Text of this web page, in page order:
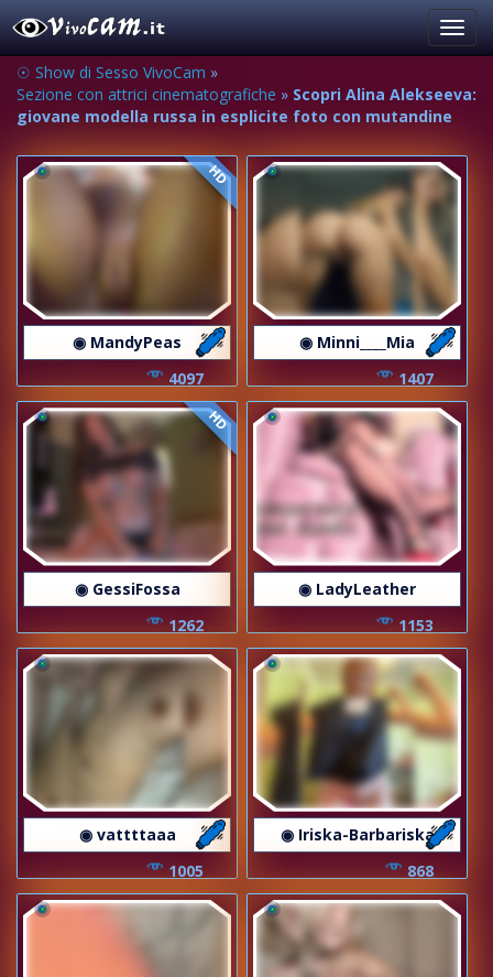
☉ Show di Sesso VivoCam »
Sezione con attrici cinematografiche » Scopri Alina Alekseeva:
giovane modella russa in esplicite foto con mutandine
HD
◉ MandyPeas
4097
◉ Minni____Mia
1407
HD
◉ GessiFossa
1262
◉ LadyLeather
1153
◉ vattttaaa
1005
◉ Iriska-Barbariska
868